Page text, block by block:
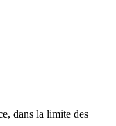
dans la limite des